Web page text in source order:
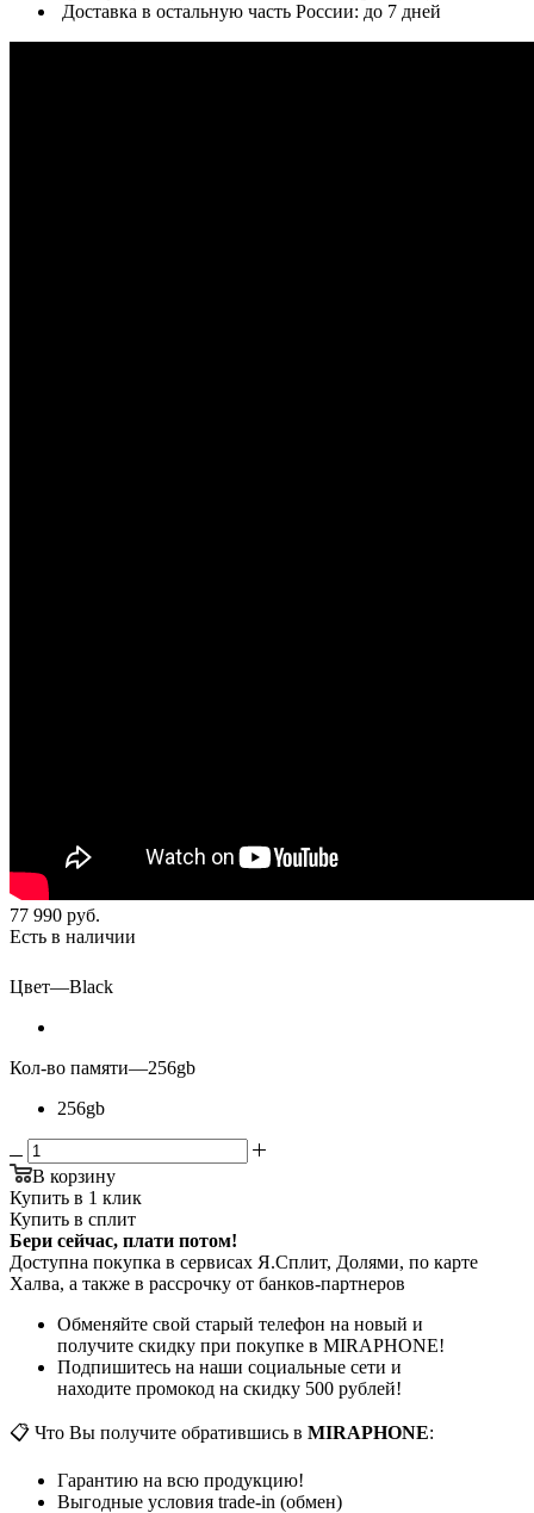
Доставка в остальную часть России: до 7 дней
77 990 руб.
Есть в наличии
Цвет—Black
Кол-во памяти—256gb
256gb
В корзину
Купить в 1 клик
Купить в сплит
Бери сейчас, плати потом!
Доступна покупка в сервисах Я.Сплит, Долями, по карте
Халва, а также в рассрочку от банков-партнеров
Обменяйте свой старый телефон на новый и
получите скидку при покупке в MIRAPHONE!
Подпишитесь на наши социальные сети и
находите промокод на скидку 500 рублей!
📋 Что Вы получите обратившись в MIRAPHONE:
Гарантию на всю продукцию!
Выгодные условия trade-in (обмен)